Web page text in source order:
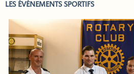
LES ÉVÉNEMENTS SPORTIFS